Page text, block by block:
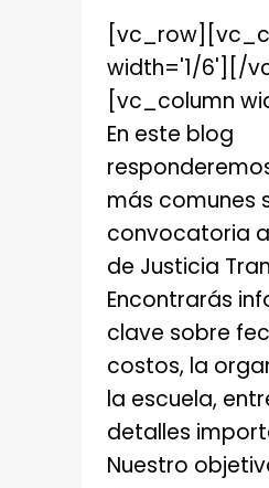
width='1/6'][/
[vc_column
En este blog
más comunes
convocatoria
de Justicia
Encontrarás
clave sobre
costos, la
la escuela,
detalles
Nuestro